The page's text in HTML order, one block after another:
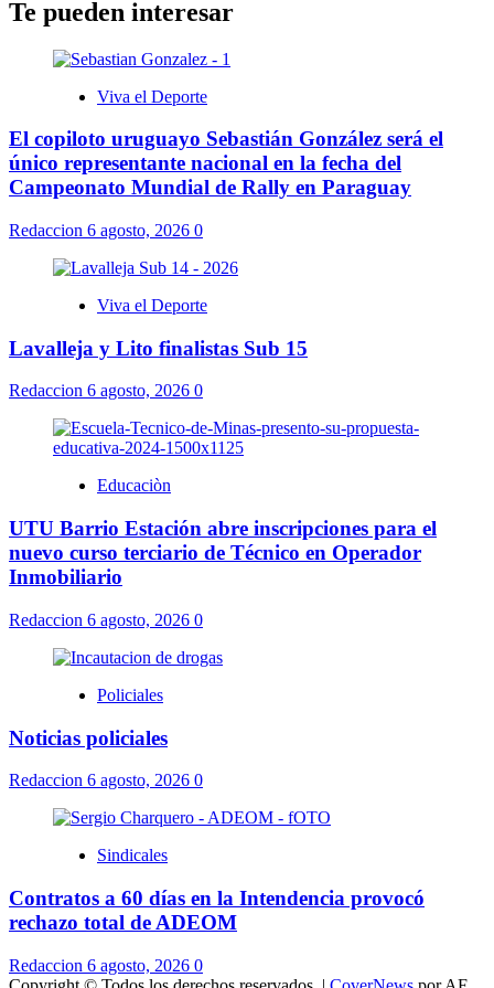
Te pueden interesar
Viva el Deporte
El copiloto uruguayo Sebastián González será el
único representante nacional en la fecha del
Campeonato Mundial de Rally en Paraguay
Redaccion 6 agosto, 2026 0
Viva el Deporte
Lavalleja y Lito finalistas Sub 15
Redaccion 6 agosto, 2026 0
Educaciòn
UTU Barrio Estación abre inscripciones para el
nuevo curso terciario de Técnico en Operador
Inmobiliario
Redaccion 6 agosto, 2026 0
Policiales
Noticias policiales
Redaccion 6 agosto, 2026 0
Sindicales
Contratos a 60 días en la Intendencia provocó
rechazo total de ADEOM
Redaccion 6 agosto, 2026 0